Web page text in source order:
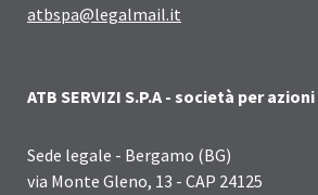
atbspa@legalmail.it
ATB SERVIZI S.P.A - società per
Sede legale - Bergamo (BG)
via Monte Gleno, 13 - CAP 24125